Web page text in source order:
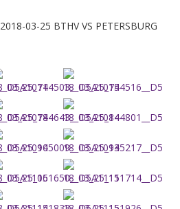
2018-03-25 BTHV VS PETERSBURG